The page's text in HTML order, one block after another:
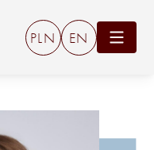
PLN EN